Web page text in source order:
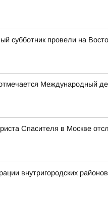
субботник провели на
Международный
Спасителя в Москве
внутригородских